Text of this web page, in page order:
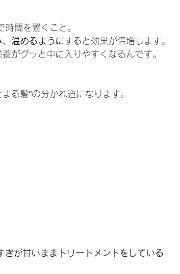
時間を置くこと。
温めるようにすると効果が倍増します。
がグッと中に入りやすくなるんです。
る髪”の分かれ道になります。
が甘いままトリートメントをしている